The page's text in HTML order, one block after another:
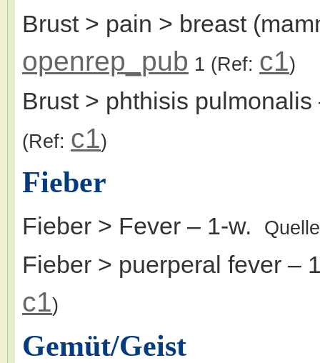
Brust > pain > breast
openrep_pub 1 (Ref: c1)
Brust > phthisis pulmonalis
(Ref: c1)
Fieber
Fieber > Fever – 1-w.
Fieber > puerperal fever –
c1)
Gemüt/Geist